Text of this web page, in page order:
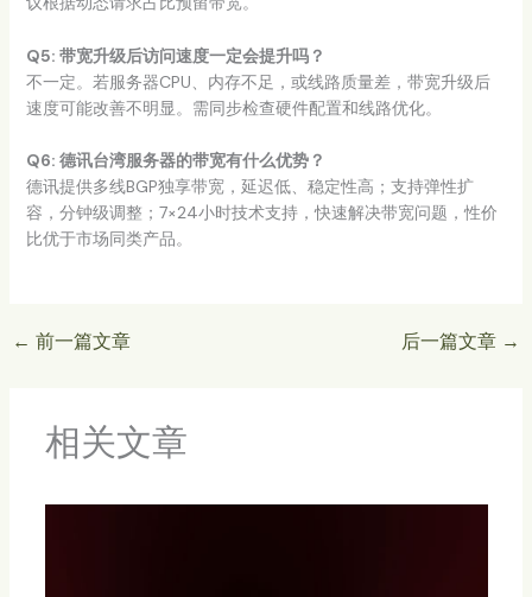
Q5: 带宽升级后访问速度一定会提升吗？
不一定。若服务器CPU、内存不足，或线路质量差，带宽升级后
速度可能改善不明显。需同步检查硬件配置和线路优化。
Q6: 德讯台湾服务器的带宽有什么优势？
德讯提供多线BGP独享带宽，延迟低、稳定性高；支持弹性扩
容，分钟级调整；7×24小时技术支持，快速解决带宽问题，性价
比优于市场同类产品。
← 前一篇文章 后一篇文章 →
相关文章